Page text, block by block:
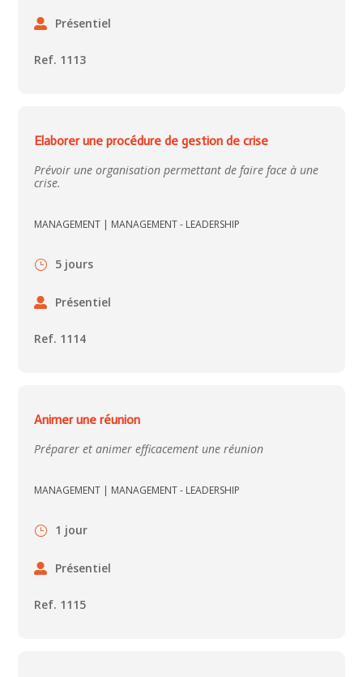
Présentiel
Ref. 1113
Elaborer une procédure de gestion de crise
Prévoir une organisation permettant de faire face à une
crise.
MANAGEMENT | MANAGEMENT - LEADERSHIP
5 jours
Présentiel
Ref. 1114
Animer une réunion
Préparer et animer efficacement une réunion
MANAGEMENT | MANAGEMENT - LEADERSHIP
1 jour
Présentiel
Ref. 1115